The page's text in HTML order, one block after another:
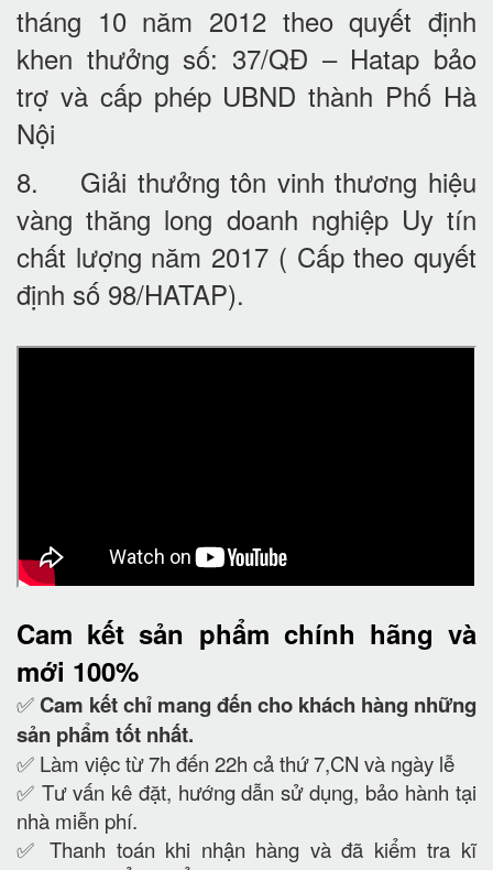
tháng 10 năm 2012 theo quyết định
khen thưởng số: 37/QĐ – Hatap bảo
trợ và cấp phép UBND thành Phố Hà
Nội
8. Giải thưởng tôn vinh thương hiệu
vàng thăng long doanh nghiệp Uy tín
chất lượng năm 2017 ( Cấp theo quyết
định số 98/HATAP).
Cam kết sản phẩm chính hãng và
mới 100%
✅ Cam kếtchỉ mang đến cho khách hàng những
sản phẩm tốt nhất.
✅ Làm việc từ 7h đến 22h cả thứ 7,CN và ngày lễ
✅ Tư vấn kê đặt, hướng dẫn sử dụng, bảo hành tại
nhà miễn phí.
✅ Thanh toán khi nhận hàng và đã kiểm tra kĩ